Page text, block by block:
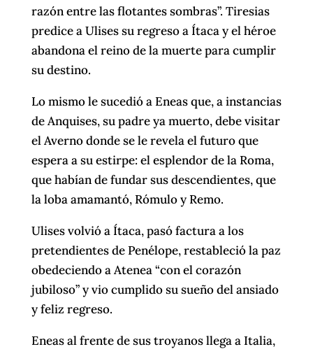
razón entre las flotantes sombras”. Tiresias
predice a Ulises su regreso a Ítaca y el héroe
abandona el reino de la muerte para cumplir
su destino.
Lo mismo le sucedió a Eneas que, a instancias
de Anquises, su padre ya muerto, debe visitar
el Averno donde se le revela el futuro que
espera a su estirpe: el esplendor de la Roma,
que habían de fundar sus descendientes, que
la loba amamantó, Rómulo y Remo.
Ulises volvió a Ítaca, pasó factura a los
pretendientes de Penélope, restableció la paz
obedeciendo a Atenea “con el corazón
jubiloso” y vio cumplido su sueño del ansiado
y feliz regreso.
Eneas al frente de sus troyanos llega a Italia,